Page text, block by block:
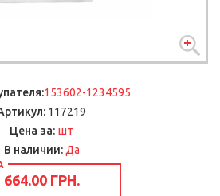
153602-1234595
117219
Цена за: шт
В наличии: Да
664.00 ГРН.